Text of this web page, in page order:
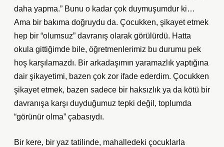
daha yapma.” Bunu o kadar çok duymuşumdur ki…
Ama bir bakıma doğruydu da. Çocukken, şikayet etmek
hep bir “olumsuz” davranış olarak görülürdü. Hatta
okula gittiğimde bile, öğretmenlerimiz bu durumu pek
hoş karşılamazdı. Bir arkadaşımın yaramazlık yaptığına
dair şikayetimi, bazen çok zor ifade ederdim. Çocukken
şikayet etmek, bazen sadece bir haksızlık ya da kötü bir
davranışa karşı duyduğumuz tepki değil, toplumda
“görünür olma” çabasıydı.
Bir kere, bir yaz tatilinde, mahalledeki çocuklarla